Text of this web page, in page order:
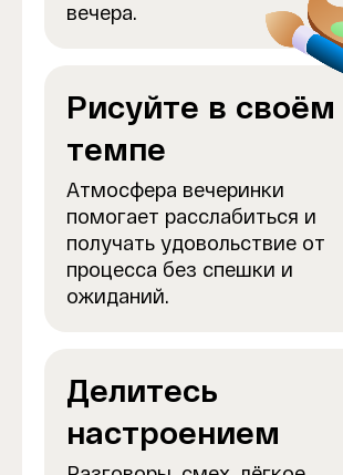
вечера.
Рисуйте в своём
темпе
Атмосфера вечеринки
помогает расслабиться и
получать удовольствие от
процесса без спешки и
ожиданий.
Делитесь
настроением